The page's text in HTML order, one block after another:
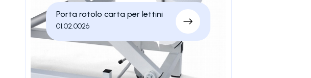
Porta rotolo carta per lettini
01.02.0026